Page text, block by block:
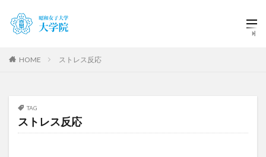
HOME ストレス反応
TAG
ストレス反応